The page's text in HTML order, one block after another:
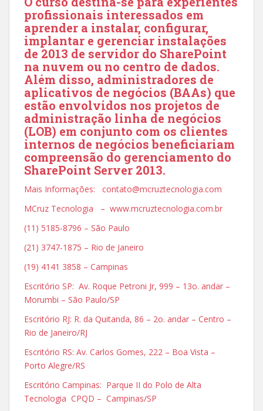
profissionais interessados em
aprender a instalar, configurar,
implantar e gerenciar instalações
de 2013 de servidor do SharePoint
na nuvem ou no centro de dados.
Além disso, administradores de
aplicativos de negócios (BAAs) que
estão envolvidos nos projetos de
administração linha de negócios
(LOB) em conjunto com os clientes
internos de negócios beneficiariam
compreensão do gerenciamento do
SharePoint Server 2013.
Mais Informações: contato@mcruztecnologia.com
MCruz Tecnologia – www.mcruztecnologia.com.br
(11) 5185-8796 – São Paulo
(21) 3747-1875 – Rio de Janeiro
(19) 4141 3858 – Campinas
Escritório SP: Av. Roque Petroni Jr, 999 – 13o. andar –
Morumbi – São Paulo/SP
Escritório RJ: R. da Quitanda, 86 – 2o. andar – Centro –
Rio de Janeiro/RJ
Escritório RS: Av. Carlos Gomes, 222 – Boa Vista –
Porto Alegre/RS
Escritório Campinas: Parque II do Polo de Alta
Tecnologia CPQD – Campinas/SP